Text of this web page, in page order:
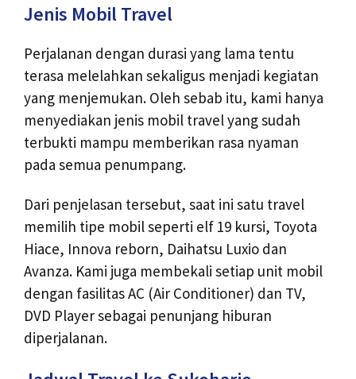
Jenis Mobil Travel
Perjalanan dengan durasi yang lama tentu
terasa melelahkan sekaligus menjadi kegiatan
yang menjemukan. Oleh sebab itu, kami hanya
menyediakan jenis mobil travel yang sudah
terbukti mampu memberikan rasa nyaman
pada semua penumpang.
Dari penjelasan tersebut, saat ini satu travel
memilih tipe mobil seperti elf 19 kursi, Toyota
Hiace, Innova reborn, Daihatsu Luxio dan
Avanza. Kami juga membekali setiap unit mobil
dengan fasilitas AC (Air Conditioner) dan TV,
DVD Player sebagai penunjang hiburan
diperjalanan.